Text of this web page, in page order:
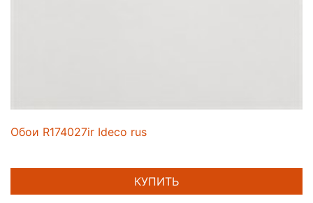
Обои R174027ir Ideco rus
КУПИТЬ